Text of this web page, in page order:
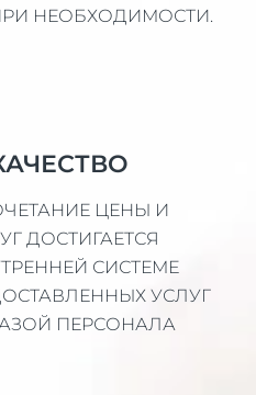
НЕОБХОДИМОСТИ.
ЦЕНЫ И
ДОСТИГАЕТСЯ
СИСТЕМЕ
УСЛУГ
ПЕРСОНАЛА